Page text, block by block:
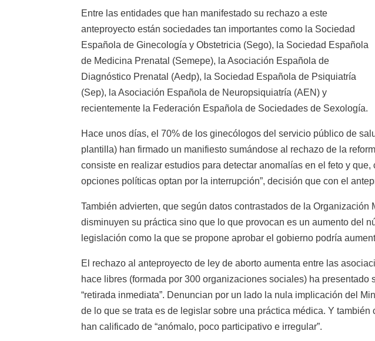
Entre las entidades que han manifestado su rechazo a este
anteproyecto están sociedades tan importantes como la Sociedad
Española de Ginecología y Obstetricia (Sego), la Sociedad Española
de Medicina Prenatal (Semepe), la Asociación Española de
Diagnóstico Prenatal (Aedp), la Sociedad Española de Psiquiatría
(Sep), la Asociación Española de Neuropsiquiatría (AEN) y
recientemente la Federación Española de Sociedades de Sexología.
Hace unos días, el 70% de los ginecólogos del servicio público de
plantilla) han firmado un manifiesto sumándose al rechazo de la
consiste en realizar estudios para detectar anomalías en el feto y
opciones políticas optan por la interrupción”, decisión que con el
También advierten, que según datos contrastados de la
disminuyen su práctica sino que lo que provocan es un aumento del
legislación como la que se propone aprobar el gobierno podría
El rechazo al anteproyecto de ley de aborto aumenta entre las
hace libres (formada por 300 organizaciones sociales) ha
“retirada inmediata”. Denuncian por un lado la nula implicación del
de lo que se trata es de legislar sobre una práctica médica. Y
han calificado de “anómalo, poco participativo e irregular”.